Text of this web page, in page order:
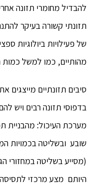
להבדיל מחומרי תזונה
תזונתי קשורה בעיקר
של פעילויות ביולוגיות
מהותיים, כמו למשל כמות
סיבים תזונתיים
בדפוסי תזונה רבים ויש
מערכת העיכול: מהבניית
שובע ובשליטה בכמויות
(מסייע בשליטה במחזורי
היותם מצע מרכזי לתסיסה